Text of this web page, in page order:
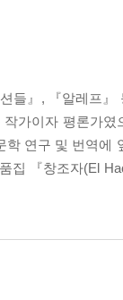
들』, 『알레프』
가이자 평론가였
연구 및 번역에
집 『창조자(El